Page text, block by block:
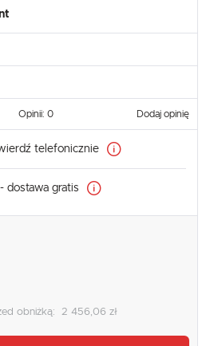
Opinii: 0 Dodaj opinię
telefonicznie
dostawa gratis
obniżką: 2 456,06 zł